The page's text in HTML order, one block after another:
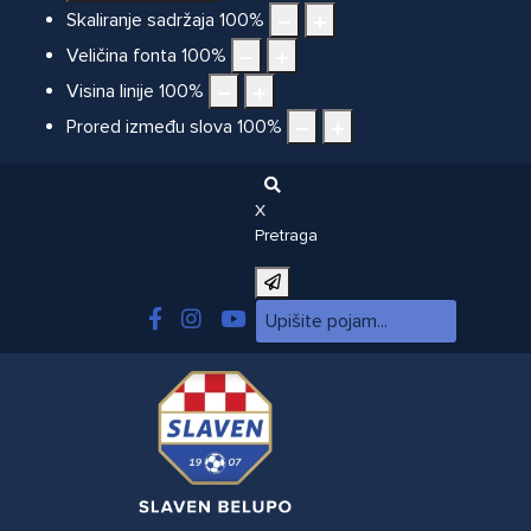
Skaliranje sadržaja 100%
Veličina fonta 100%
Visina linije 100%
Prored između slova 100%
X
Pretraga